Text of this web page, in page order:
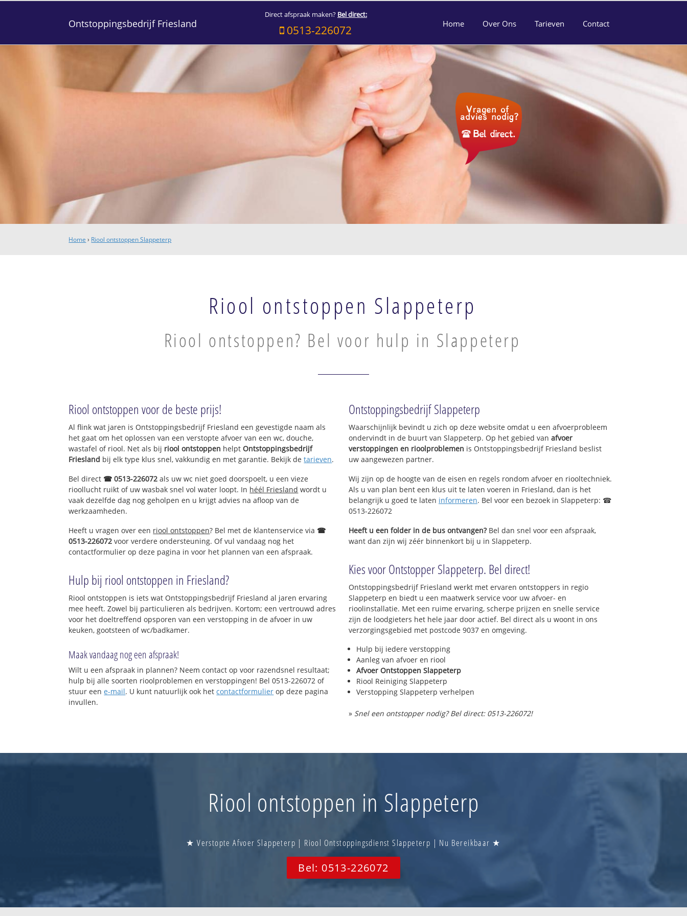
Ontstoppingsbedrijf Friesland
Direct afspraak maken? Bel direct:
0513-226072 Home Over Ons Tarieven Contact
Home › Riool ontstoppen Slappeterp
Riool ontstoppen Slappeterp
Riool ontstoppen? Bel voor hulp in Slappeterp
Riool ontstoppen voor de beste prijs!
Al flink wat jaren is Ontstoppingsbedrijf Friesland een gevestigde naam als
het gaat om het oplossen van een verstopte afvoer van een wc, douche,
wastafel of riool. Net als bij riool ontstoppen helptOntstoppingsbedrijf
Friesland bij elk type klus snel, vakkundig en met garantie. Bekijk detarieven.
Bel direct ☎ 0513-226072 als uw wc niet goed doorspoelt, u een vieze
rioollucht ruikt of uw wasbak snel vol water loopt. In héél Friesland wordt u
vaak dezelfde dag nog geholpen en u krijgt advies na afloop van de
werkzaamheden.
Heeft u vragen over een riool ontstoppen? Bel met de klantenservice via ☎
0513-226072 voor verdere ondersteuning. Of vul vandaag nog het
contactformulier op deze pagina in voor het plannen van een afspraak.
Hulp bij riool ontstoppen in Friesland?
Riool ontstoppen is iets wat Ontstoppingsbedrijf Friesland al jaren ervaring
mee heeft. Zowel bij particulieren als bedrijven. Kortom; een vertrouwd adres
voor het doeltreffend opsporen van een verstopping in de afvoer in uw
keuken, gootsteen of wc/badkamer.
Maak vandaag nog een afspraak!
Wilt u een afspraak in plannen? Neem contact op voor razendsnel resultaat;
hulp bij alle soorten rioolproblemen en verstoppingen! Bel 0513-226072 of
stuur eene-mail. U kunt natuurlijk ook hetcontactformulier op deze pagina
invullen.
Ontstoppingsbedrijf Slappeterp
Waarschijnlijk bevindt u zich op deze website omdat u een afvoerprobleem
ondervindt in de buurt van Slappeterp. Op het gebied van afvoer
verstoppingen en rioolproblemen is Ontstoppingsbedrijf Friesland beslist
uw aangewezen partner.
Wij zijn op de hoogte van de eisen en regels rondom afvoer en riooltechniek.
Als u van plan bent een klus uit te laten voeren in Friesland, dan is het
belangrijk u goed te laten informeren. Bel voor een bezoek in Slappeterp: ☎
0513-226072
Heeft u een folder in de bus ontvangen?Bel dan snel voor een afspraak,
want dan zijn wij zéér binnenkort bij u in Slappeterp.
Kies voor Ontstopper Slappeterp. Bel direct!
Ontstoppingsbedrijf Friesland werkt met ervaren ontstoppers in regio
Slappeterp en biedt u een maatwerk service voor uw afvoer- en
rioolinstallatie. Met een ruime ervaring, scherpe prijzen en snelle service
zijn de loodgieters het hele jaar door actief. Bel direct als u woont in ons
verzorgingsgebied met postcode 9037 en omgeving.
Hulp bij iedere verstopping
Aanleg van afvoer en riool
Afvoer Ontstoppen Slappeterp
Riool Reiniging Slappeterp
Verstopping Slappeterp verhelpen
» Snel een ontstopper nodig? Bel direct: 0513-226072!
Riool ontstoppen in Slappeterp
★ Verstopte Afvoer Slappeterp | Riool Ontstoppingsdienst Slappeterp | Nu Bereikbaar ★
Bel: 0513-226072